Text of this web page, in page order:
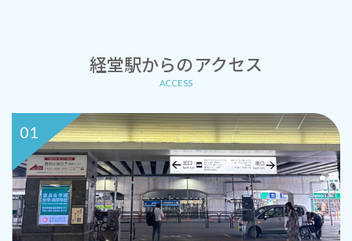
経堂駅からのアクセス
ACCESS
01